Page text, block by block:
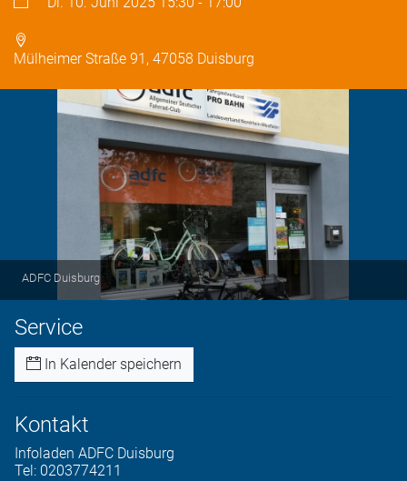
Mülheimer Straße 91, 47058 Duisburg
ADFC Duisburg
Service
In Kalender speichern
Kontakt
Infoladen ADFC Duisburg
Tel: 0203774211